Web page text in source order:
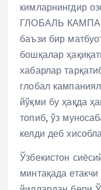
кимларнингдир
ГЛОБАЛЬ
баъзи бир
бошқалар
хабарлар
глобал
йўқми бу ҳақда
топиб, ўз
келди деб
Ўзбекистон
минтақада